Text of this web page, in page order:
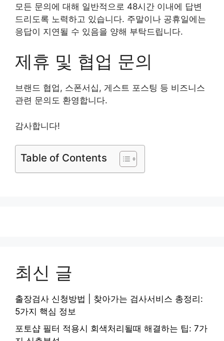
모든 문의에 대해 일반적으로 48시간 이내에 답변
드리도록 노력하고 있습니다. 주말이나 공휴일에는
응답이 지연될 수 있음을 양해 부탁드립니다.
제휴 및 협업 문의
브랜드 협업, 스폰서십, 게스트 포스팅 등 비즈니스
관련 문의도 환영합니다.
감사합니다!
Table of Contents
최신 글
출장검사 신청방법 | 찾아가는 검사서비스 총정리:
5가지 핵심 정보
포토샵 필터 적용시 회색처리될때 해결하는 팁: 7가